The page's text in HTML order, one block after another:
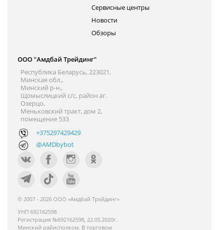
Сервисные центры
Новости
Обзоры
ООО "Амдбай Трейдинг"
Республика Беларусь, 223021,
Минская обл.,
Минский р-н.,
Щомыслицкий с/с, район аг.
Озерцо,
Меньковский тракт, дом 2,
помещение 533
+375297429429
@AMDbybot
© 2007 - 2026 ООО «Амдбай Трейдинг»
УНП 692162598
Регистрация №692162598, 22.05.2020г.
Минский райисполком. В торговом